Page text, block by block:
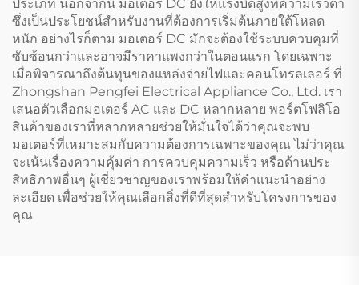
ประเภท นอกจากนี้ มอเตอร์ DC ยังให้แรงบิดสูงที่ความเร็วต่ำ
ซึ่งเป็นประโยชน์สำหรับงานที่ต้องการเริ่มต้นภายใต้โหลด
หนัก อย่างไรก็ตาม มอเตอร์ DC มักจะต้องใช้ระบบควบคุมที่
ซับซ้อนกว่าและอาจมีราคาแพงกว่าในตอนแรก โดยเฉพาะ
เมื่อพิจารณาถึงต้นทุนของแหล่งจ่ายไฟและคอนโทรลเลอร์ ที่
Zhongshan Pengfei Electrical Appliance Co., Ltd. เรา
เสนอตัวเลือกมอเตอร์ AC และ DC หลากหลาย พอร์ตโฟลิโอ
สินค้าของเราที่หลากหลายช่วยให้มั่นใจได้ว่าคุณจะพบ
มอเตอร์ที่เหมาะสมกับความต้องการเฉพาะของคุณ ไม่ว่าคุณ
จะเน้นเรื่องความคุ้มค่า การควบคุมความเร็ว หรือด้านประ
สิทธิภาพอื่นๆ ผู้เชี่ยวชาญของเราพร้อมให้คำแนะนำอย่าง
ละเอียด เพื่อช่วยให้คุณเลือกสิ่งที่ดีที่สุดสำหรับโครงการของ
คุณ